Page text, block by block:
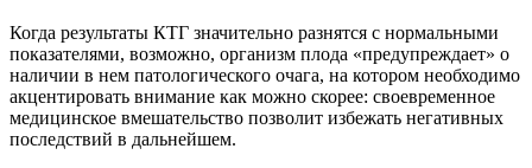
Когда результаты КТГ значительно разнятся с нормальными
показателями, возможно, организм плода «предупреждает» о
наличии в нем патологического очага, на котором необходимо
акцентировать внимание как можно скорее: своевременное
медицинское вмешательство позволит избежать негативных
последствий в дальнейшем.